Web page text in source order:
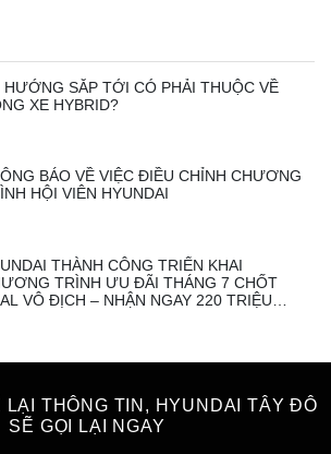
HƯỚNG SẮP TỚI CÓ PHẢI THUỘC VỀ
XE HYBRID?
BÁO VỀ VIỆC ĐIỀU CHỈNH CHƯƠNG
HỘI VIÊN HYUNDAI
THÀNH CÔNG TRIỂN KHAI
TRÌNH ƯU ĐÃI THÁNG 7 CHỐT
VÔ ĐỊCH – NHẬN NGAY 220 TRIỆU
THÔNG TIN, HYUNDAI TÂY ĐÔ
SẼ GỌI LẠI NGAY